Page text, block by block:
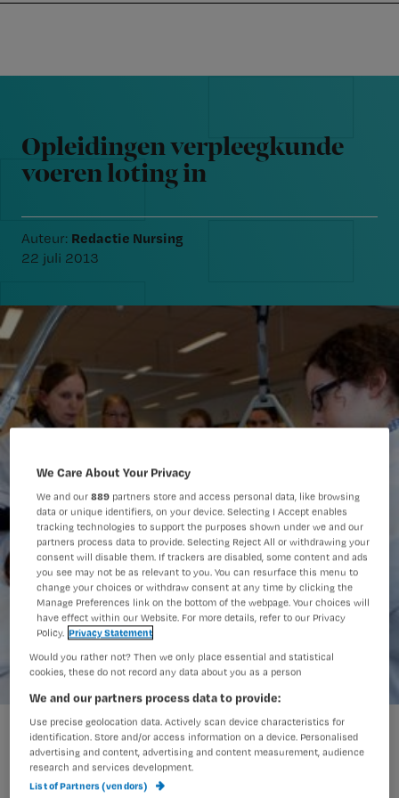
navigation
content
Nursing
Opleidingen verpleegkunde voeren loting in
Opleidingen verpleegkunde
voeren loting in
Auteur: Redactie Nursing
22 juli 2013
We Care About Your Privacy
We and our889 partners store and access personal data, like browsing
data or unique identifiers, on your device. Selecting I Accept enables
tracking technologies to support the purposes shown under we and our
partners process data to provide. Selecting Reject All or withdrawing your
consent will disable them. If trackers are disabled, some content and ads
you see may not be as relevant to you. You can resurface this menu to
change your choices or withdraw consent at any time by clicking the
Manage Preferences link on the bottom of the webpage. Your choices will
have effect within our Website. For more details, refer to our Privacy
Policy. Privacy Statement
Would you rather not? Then we only place essential and statistical
cookies, these do not record any data about you as a person
We and our partners process data to provide:
Use precise geolocation data. Actively scan device characteristics for
identification. Store and/or access information on a device. Personalised
advertising and content, advertising and content measurement, audience
research and services development.
List of Partners (vendors)